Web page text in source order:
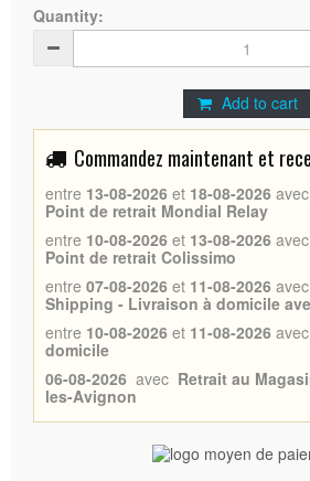
Quantity:
Add to cart
Commandez maintenant et
entre 13-08-2026 et 18-08-2026 avec
Point de retrait Mondial Relay
entre 10-08-2026 et 13-08-2026 avec
Point de retrait Colissimo
entre 07-08-2026 et 11-08-2026 avec
Shipping - Livraison à domicile
entre 10-08-2026 et 11-08-2026 avec
domicile
06-08-2026 avec Retrait au
les-Avignon